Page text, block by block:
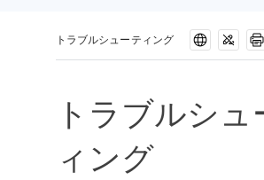
トラブルシューティング
トラブルシュ
ィング